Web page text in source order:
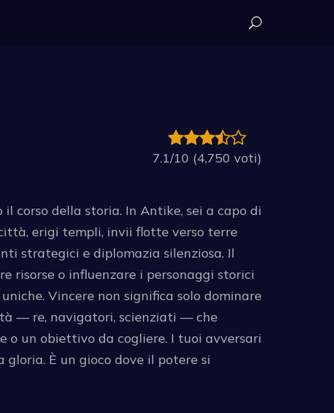
7.1/10 (4,750 voti)
corso della storia. In Antike, sei a capo di
erigi templi, invii flotte verso terre
strategici e diplomazia silenziosa. Il
risorse o influenzare i personaggi storici
Vincere non significa solo dominare
— re, navigatori, scienziati — che
o un obiettivo da cogliere. I tuoi avversari
È un gioco dove il potere si